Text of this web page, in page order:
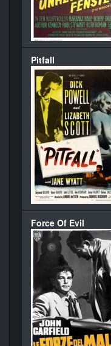
Pitfall
Force Of Evil